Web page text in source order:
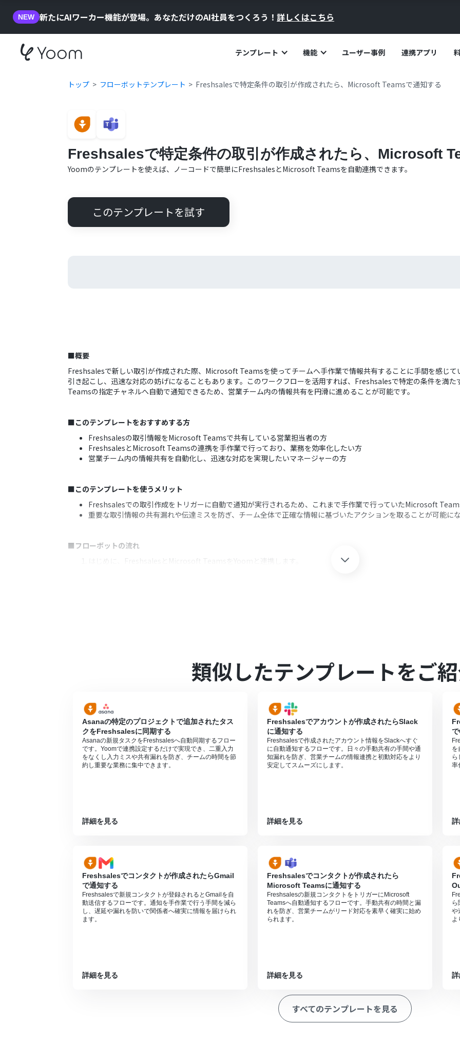
NEW 新たにAIワーカー機能が登場。あなただけのAI社員をつくろう！ 詳しくはこちら
テンプレート 機能 ユーザー事例 連携アプリ
トップ フローボットテンプレート Freshsalesで特定条件の取引が作成されたら、Microsoft Teamsで通知する
Freshsalesで特定条件の取引が作成されたら、Microsoft
Yoomのテンプレートを使えば、ノーコードで簡単にFreshsalesとMicrosoft Teamsを自動連携できます。
このテンプレートを試す
■概要
Freshsalesで新しい取引が作成された際、Microsoft Teamsを使ってチームへ手作業で情報共有することに手間を感じ
引き起こし、迅速な対応の妨げになることもあります。このワークフローを活用すれば、Freshsalesで特定の条件を満
Teamsの指定チャネルへ自動で通知できるため、営業チーム内の情報共有を円滑に進めることが可能です。
■このテンプレートをおすすめする方
Freshsalesの取引情報をMicrosoft Teamsで共有している営業担当者の方
FreshsalesとMicrosoft Teamsの連携を手作業で行っており、業務を効率化したい方
営業チーム内の情報共有を自動化し、迅速な対応を実現したいマネージャーの方
■このテンプレートを使うメリット
Freshsalesでの取引作成をトリガーに自動で通知が実行されるため、これまで手作業で行っていたMicrosoft
重要な取引情報の共有漏れや伝達ミスを防ぎ、チーム全体で正確な情報に基づいたアクションを取ることが可能に
■フローボットの流れ
はじめに、FreshsalesとMicrosoft TeamsをYoomと連携します。
通知を送る条件を絞り込むため、分岐機能で金額や取引ステージなど、任意の条件を設定してください。
Microsoft Teamsへの通知アクションでは、メッセージを送りたい任意のチームIDおよびチャネルIDを設定してく
注意事項
Freshsales、Microsoft TeamsのそれぞれとYoomを連携してください。
トリガーは5分、10分、15分、30分、60分の間隔で起動間隔を選択できます。
プランによって最短の起動間隔が異なりますので、ご注意ください。
Microsoft365（旧Office365）には、家庭向けプランと一般法人向けプラン（Microsoft365 Business）があり、
に失敗する可能性があります。
分岐はミニプラン以上のプランでご利用いただける機能（オペレーション）となっております。フリープランの
類似したテンプレートをご
Asanaの特定のプロジェクトで追加されたタス
クをFreshsalesに同期する
Asanaの新規タスクをFreshsalesへ自動同期するフロー
です。Yoomで連携設定するだけで実現でき、二重入力
をなくし入力ミスや共有漏れを防ぎ、チームの時間を節
約し重要な業務に集中できます。
詳細を見る
Freshsalesでアカウントが作成されたらSlack
に通知する
Freshsalesで作成されたアカウント情報をSlackへすぐ
に自動通知するフローです。日々の手動共有の手間や通
知漏れを防ぎ、営業チームの情報連携と初動対応をより
安定してスムーズにします。
詳細を見る
を
率
Freshsalesでコンタクトが作成されたらGmail
で通知する
Freshsalesで新規コンタクトが登録されるとGmailを自
動送信するフローです。通知を手作業で行う手間を減ら
し、遅延や漏れを防いで関係者へ確実に情報を届けられ
ます。
詳細を見る
Freshsalesでコンタクトが作成されたら
Microsoft Teamsに通知する
Freshsalesの新規コンタクトをトリガーにMicrosoft
Teamsへ自動通知するフローです。手動共有の時間と漏
れを防ぎ、営業チームがリード対応を素早く確実に始め
られます。
詳細を見る
や
よ
すべてのテンプレートを見る